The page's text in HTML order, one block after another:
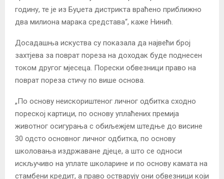
годину, те је из Буџета дистрикта враћено приближно
два милиона марака средстава“, каже Нинић.
Досадашња искуства су показала да највећи број
захтјева за поврат пореза на доходак буде поднесен
током другог мјесеца. Порески обвезници право на
поврат пореза стичу по више основа.
„По основу неискориштеног личног одбитка сходно
пореској картици, по основу уплаћених премија
животног осигурања с обиљежјем штедње до висине
30 одсто основног личног одбитка, по основу
школовања издржаване дјеце, а што се односи
искључиво на уплате школарине и по основу камата на
стамбени кредит, а право остварују они обвезници који